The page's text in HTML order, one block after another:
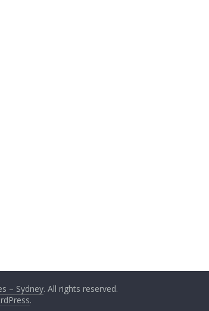
– Sydney. All rights reserved.
.